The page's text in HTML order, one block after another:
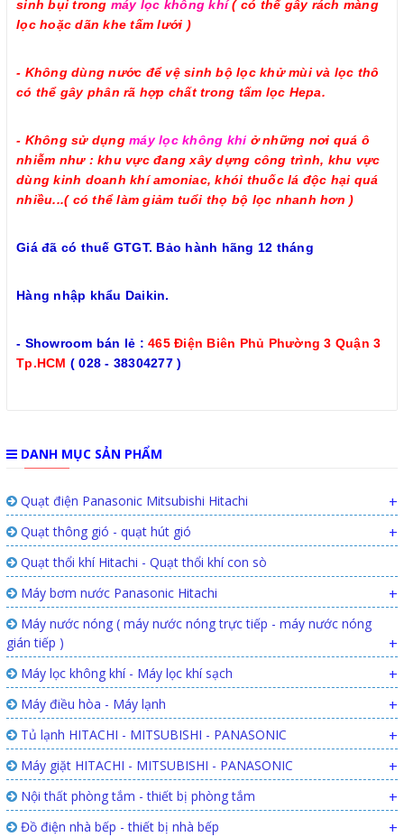
sinh bụi trong máy lọc không khí( có thể gây rách màng
lọc hoặc dãn khe tấm lưới )
- Không dùng nước để vệ sinh bộ lọc khử mùi và lọc thô
có thể gây phân rã hợp chất trong tấm lọc Hepa.
- Không sử dụng máy lọc không khí ở những nơi quá ô
nhiễm như : khu vực đang xây dựng công trình, khu vực
dùng kinh doanh khí amoniac, khói thuốc lá độc hại quá
nhiều...( có thể làm giảm tuổi thọ bộ lọc nhanh hơn )
Giá đã có thuế GTGT. Bảo hành hãng 12 tháng
Hàng nhập khẩu Daikin.
- Showroom bán lẻ : 465 Điện Biên Phủ Phường 3 Quận 3
Tp.HCM ( 028 - 38304277 )
DANH MỤC SẢN PHẨM
Quạt điện Panasonic Mitsubishi Hitachi +
Quạt thông gió - quạt hút gió +
Quạt thổi khí Hitachi - Quạt thổi khí con sò
Máy bơm nước Panasonic Hitachi
+
Máy nước nóng ( máy nước nóng trực tiếp - máy nước nóng
gián tiếp )
+
Máy lọc không khí - Máy lọc khí sạch +
Máy điều hòa - Máy lạnh +
Tủ lạnh HITACHI - MITSUBISHI - PANASONIC +
Máy giặt HITACHI - MITSUBISHI - PANASONIC +
Nội thất phòng tắm - thiết bị phòng tắm +
Đồ điện nhà bếp - thiết bị nhà bếp +